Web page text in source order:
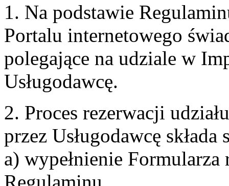
1. Na podstawie
Portalu internetowego
polegające na udziale w
Usługodawcę.
2. Proces rezerwacji
przez Usługodawcę
a) wypełnienie